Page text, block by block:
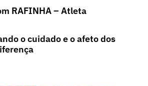
RAFINHA – Atleta
o cuidado e o afeto dos